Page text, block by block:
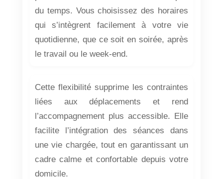
du temps. Vous choisissez des horaires
qui s’intègrent facilement à votre vie
quotidienne, que ce soit en soirée, après
le travail ou le week-end.
Cette flexibilité supprime les contraintes
liées aux déplacements et rend
l’accompagnement plus accessible. Elle
facilite l’intégration des séances dans
une vie chargée, tout en garantissant un
cadre calme et confortable depuis votre
domicile.